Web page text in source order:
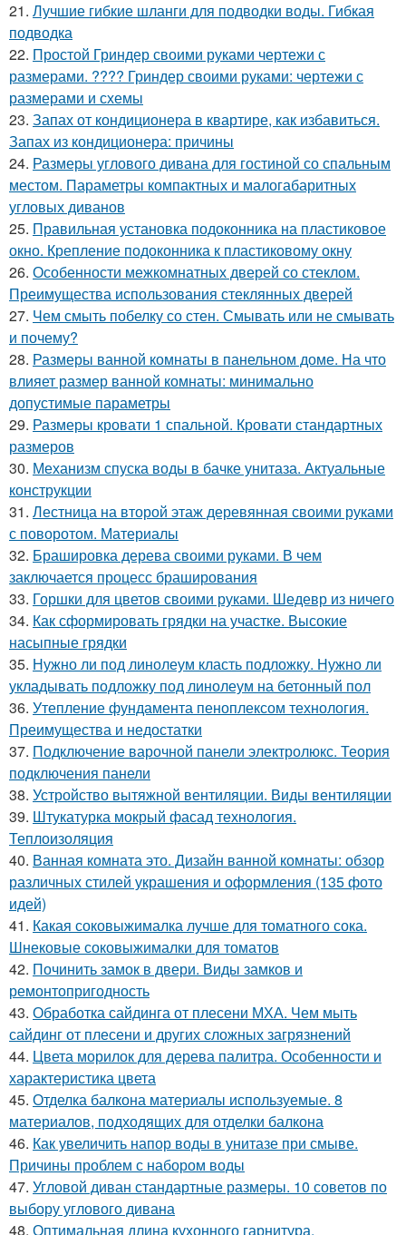
21. Лучшие гибкие шланги для подводки воды. Гибкая
подводка
22. Простой Гриндер своими руками чертежи с
размерами. ???? Гриндер своими руками: чертежи с
размерами и схемы
23. Запах от кондиционера в квартире, как избавиться.
Запах из кондиционера: причины
24. Размеры углового дивана для гостиной со спальным
местом. Параметры компактных и малогабаритных
угловых диванов
25. Правильная установка подоконника на пластиковое
окно. Крепление подоконника к пластиковому окну
26. Особенности межкомнатных дверей со стеклом.
Преимущества использования стеклянных дверей
27. Чем смыть побелку со стен. Смывать или не смывать
и почему?
28. Размеры ванной комнаты в панельном доме. На что
влияет размер ванной комнаты: минимально
допустимые параметры
29. Размеры кровати 1 спальной. Кровати стандартных
размеров
30. Механизм спуска воды в бачке унитаза. Актуальные
конструкции
31. Лестница на второй этаж деревянная своими руками
с поворотом. Материалы
32. Брашировка дерева своими руками. В чем
заключается процесс браширования
33. Горшки для цветов своими руками. Шедевр из ничего
34. Как сформировать грядки на участке. Высокие
насыпные грядки
35. Нужно ли под линолеум класть подложку. Нужно ли
укладывать подложку под линолеум на бетонный пол
36. Утепление фундамента пеноплексом технология.
Преимущества и недостатки
37. Подключение варочной панели электролюкс. Теория
подключения панели
38. Устройство вытяжной вентиляции. Виды вентиляции
39. Штукатурка мокрый фасад технология.
Теплоизоляция
40. Ванная комната это. Дизайн ванной комнаты: обзор
различных стилей украшения и оформления (135 фото
идей)
41. Какая соковыжималка лучше для томатного сока.
Шнековые соковыжималки для томатов
42. Починить замок в двери. Виды замков и
ремонтопригодность
43. Обработка сайдинга от плесени МХА. Чем мыть
сайдинг от плесени и других сложных загрязнений
44. Цвета морилок для дерева палитра. Особенности и
характеристика цвета
45. Отделка балкона материалы используемые. 8
материалов, подходящих для отделки балкона
46. Как увеличить напор воды в унитазе при смыве.
Причины проблем с набором воды
47. Угловой диван стандартные размеры. 10 советов по
выбору углового дивана
48. Оптимальная длина кухонного гарнитура.